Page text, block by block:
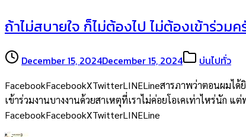
ถ้าไม่สบายใจ ก็ไม่ต้องไป ไม่ต้องเข้าร่วม
December 15, 2024December 15, 2024 บ่นไปทั่ว
FacebookFacebookXTwitterLINELineสารภาพว่าตอนผมไ
เข้าร่วมงานบางงานด้วยสาเหตุที่เราไม่ค่อยโอเคเท่าไหร่นัก แ
FacebookFacebookXTwitterLINELine